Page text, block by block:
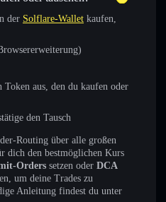
der Solflare-Wallet kaufen,
Token aus, den du kaufen oder
den Tausch
Routing über alle großen
dich den bestmöglichen Kurs
Orders setzen oder DCA
um deine Trades zu
Anleitung findest du unter